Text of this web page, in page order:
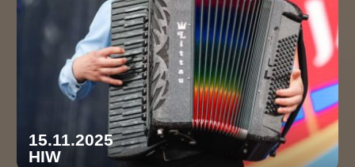
15.11.2025
HIW